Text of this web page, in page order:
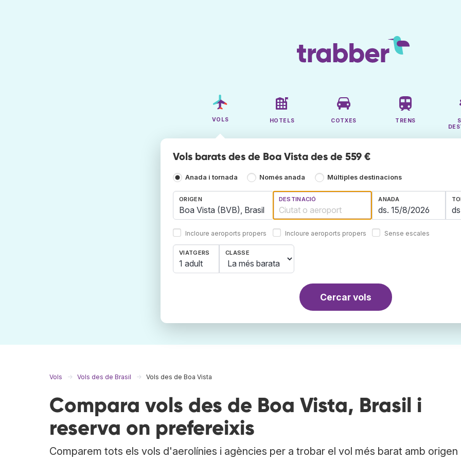
VOLS HOTELS COTXES TRENS
Vols barats des de Boa Vista des de 559 €
Anada i tornada Només anada Múltiples destinacions
ORIGEN
Incloure aeroports propers
DESTINACIÓ
Incloure aeroports propers
ANADA
Sense escales
VIATGERS
1 adult
CLASSE
Cercar vols
Vols Vols des de Brasil Vols des de Boa Vista
Compara vols des de Boa Vista, Brasil i
reserva on prefereixis
Comparem tots els vols d'aerolínies i agències per a trobar el vol més barat amb origen